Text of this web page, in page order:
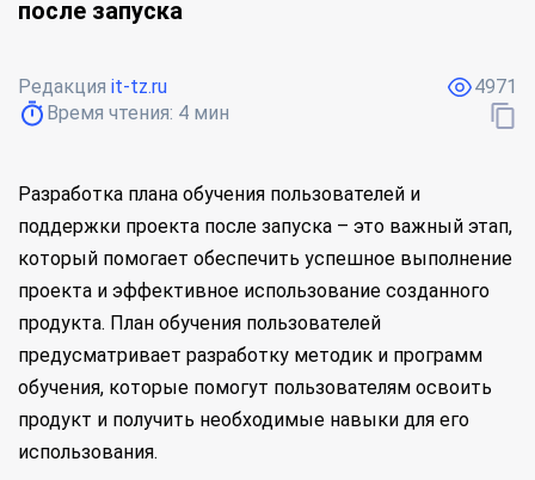
после запуска
Редакция it-tz.ru
Время чтения: 4 мин
4971
Разработка плана обучения пользователей и
поддержки проекта после запуска – это важный этап,
который помогает обеспечить успешное выполнение
проекта и эффективное использование созданного
продукта. План обучения пользователей
предусматривает разработку методик и программ
обучения, которые помогут пользователям освоить
продукт и получить необходимые навыки для его
использования.